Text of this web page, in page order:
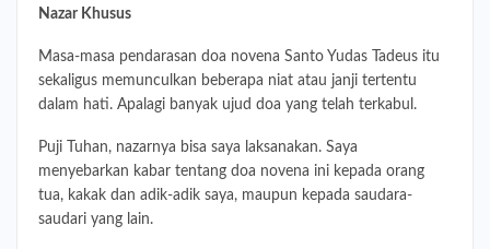
Nazar Khusus
Masa-masa pendarasan doa novena Santo Yudas Tadeus itu
sekaligus memunculkan beberapa niat atau janji tertentu
dalam hati. Apalagi banyak ujud doa yang telah terkabul.
Puji Tuhan, nazarnya bisa saya laksanakan. Saya
menyebarkan kabar tentang doa novena ini kepada orang
tua, kakak dan adik-adik saya, maupun kepada saudara-
saudari yang lain.